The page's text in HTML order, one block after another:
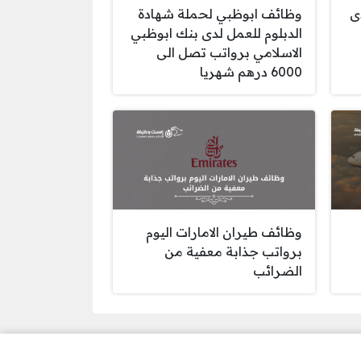
وظائف ابوظبي لحملة شهادة
الدبلوم للعمل لدى بنك ابوظبي
الاسلامي برواتب تصل الى
6000 درهم شهريا
وظائف طيران الامارات اليوم
برواتب جذابة معفية من
الضرائب